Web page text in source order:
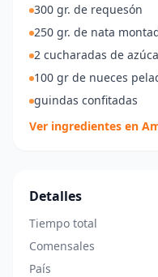
300 gr. de requesón
250 gr. de nata
2 cucharadas de
100 gr de nueces
guindas confitadas
Ver ingredientes en
Detalles
Tiempo total
Comensales
País